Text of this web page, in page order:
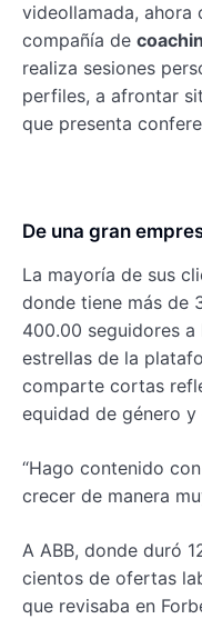
videollamada, ahora
compañía de
realiza sesiones
perfiles, a afrontar
que presenta
De una gran
La mayoría de sus
donde tiene más de
400.00 seguidores
estrellas de la
comparte cortas
equidad de género
“Hago contenido
crecer de manera
A ABB, donde duró
cientos de ofertas
que revisaba en